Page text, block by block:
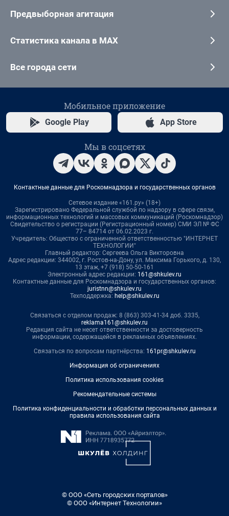
Предвыборная агитация
Статистика канала в MAX
Все города сети
Мобильное приложение
Google Play App Store
Мы в соцсетях
Контактные данные для Роскомнадзора и государственных органов
Сетевое издание «161.ру» (18+)
Зарегистрировано Федеральной службой по надзору в сфере связи,
информационных технологий и массовых коммуникаций (Роскомнадзор)
Свидетельство о регистрации (Регистрационный номер) СМИ ЭЛ № ФС
77– 84714 от 06.02.2023 г.
Учредитель: Общество с ограниченной ответственностью "ИНТЕРНЕТ
ТЕХНОЛОГИИ"
Главный редактор: Сергеева Ольга Викторовна
Адрес редакции: 344002, г. Ростов-на-Дону, ул. Максима Горького, д. 130,
13 этаж, +7 (918) 50-50-161
Электронный адрес редакции: 161@shkulev.ru
Контактные данные для Роскомнадзора и государственных органов:
juristnn@shkulev.ru
Техподдержка: help@shkulev.ru
Связаться с отделом продаж: 8 (863) 303-41-34 доб. 3335,
reklama161@shkulev.ru
Редакция сайта не несет ответственности за достоверность
информации, содержащейся в рекламных объявлениях.
Связаться по вопросам партнёрства: 161pr@shkulev.ru
Информация об ограничениях
Политика использования cookies
Рекомендательные системы
Политика конфиденциальности и обработки персональных данных и
правила использования сайта
© ООО «Сеть городских порталов»
© ООО «Интернет Технологии»